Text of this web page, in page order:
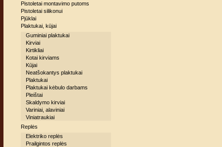
Pistoletai montavimo putoms
Pistoletai silikonui
Pjūklai
Plaktukai, kūjai
Guminiai plaktukai
Kirviai
Kirtikliai
Kotai kirviams
Kūjai
Neatšokantys plaktukai
Plaktukai
Plaktukai kėbulo darbams
Pleištai
Skaldymo kirviai
Variniai, alaviniai
Viniatraukiai
Replės
Elektriko replės
Prailgintos replės